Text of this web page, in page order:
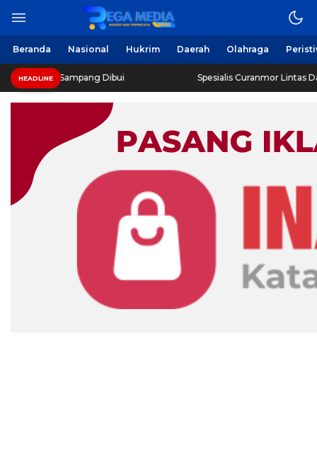
Beranda Nasional Hukrim Daerah Olahraga
HEADLINEDibui Spesialis Curanmor Lintas Daerah